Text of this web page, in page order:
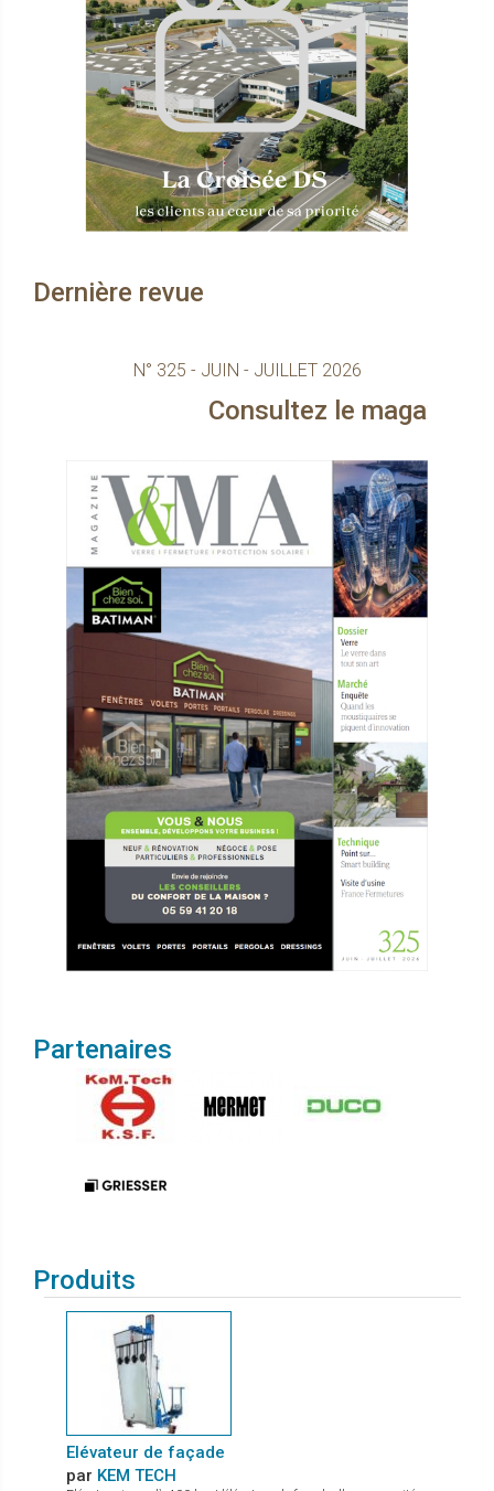
Dernière revue
N° 325 - JUIN - JUILLET 2026
Consultez le magazine
Partenaires
Produits
Elévateur de façade
par KEM TECH